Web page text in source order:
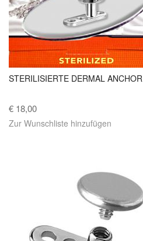
STERILISIERTE DERMAL ANCHOR
€ 18,00
Zur Wunschliste hinzufügen